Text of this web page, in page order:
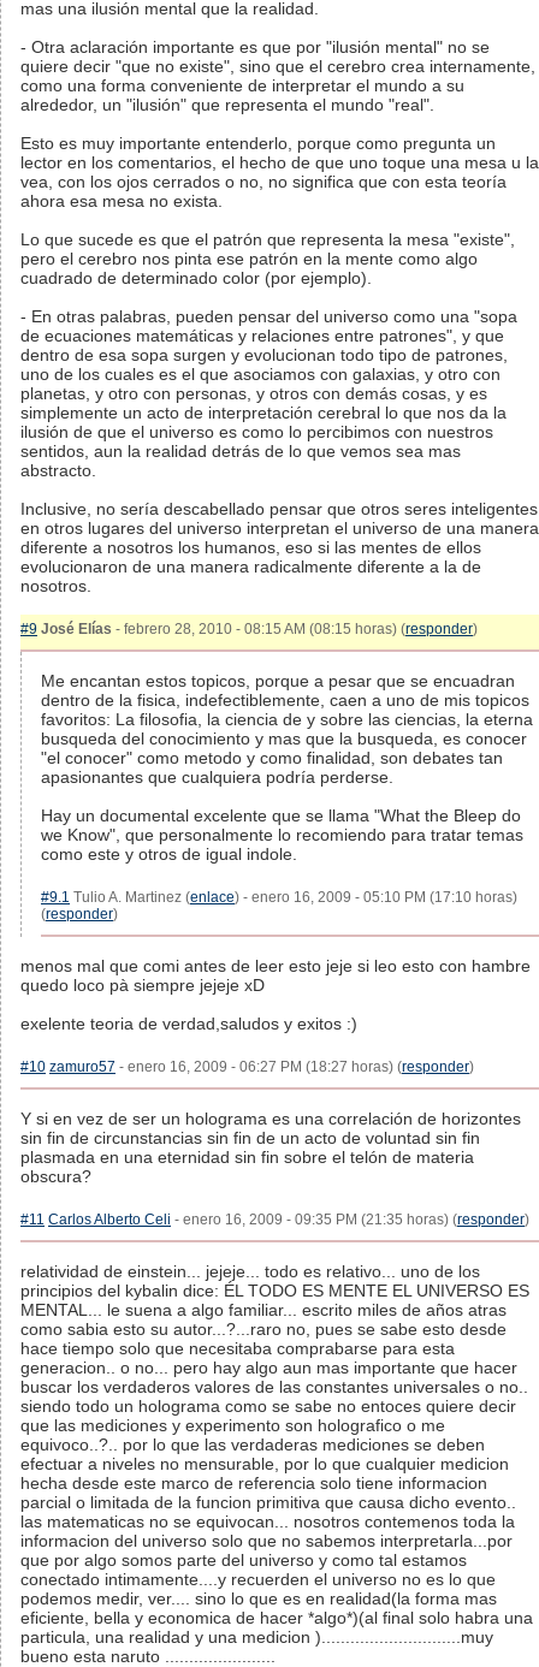
mas una ilusión mental que la realidad.
- Otra aclaración importante es que por "ilusión mental" no se
quiere decir "que no existe", sino que el cerebro crea internamente,
como una forma conveniente de interpretar el mundo a su
alrededor, un "ilusión" que representa el mundo "real".
Esto es muy importante entenderlo, porque como pregunta un
lector en los comentarios, el hecho de que uno toque una mesa u la
vea, con los ojos cerrados o no, no significa que con esta teoría
ahora esa mesa no exista.
Lo que sucede es que el patrón que representa la mesa "existe",
pero el cerebro nos pinta ese patrón en la mente como algo
cuadrado de determinado color (por ejemplo).
- En otras palabras, pueden pensar del universo como una "sopa
de ecuaciones matemáticas y relaciones entre patrones", y que
dentro de esa sopa surgen y evolucionan todo tipo de patrones,
uno de los cuales es el que asociamos con galaxias, y otro con
planetas, y otro con personas, y otros con demás cosas, y es
simplemente un acto de interpretación cerebral lo que nos da la
ilusión de que el universo es como lo percibimos con nuestros
sentidos, aun la realidad detrás de lo que vemos sea mas
abstracto.
Inclusive, no sería descabellado pensar que otros seres inteligentes
en otros lugares del universo interpretan el universo de una manera
diferente a nosotros los humanos, eso si las mentes de ellos
evolucionaron de una manera radicalmente diferente a la de
nosotros.
#9 José Elías - febrero 28, 2010 - 08:15 AM (08:15 horas) (responder)
Me encantan estos topicos, porque a pesar que se encuadran
dentro de la fisica, indefectiblemente, caen a uno de mis topicos
favoritos: La filosofia, la ciencia de y sobre las ciencias, la eterna
busqueda del conocimiento y mas que la busqueda, es conocer
"el conocer" como metodo y como finalidad, son debates tan
apasionantes que cualquiera podría perderse.
Hay un documental excelente que se llama "What the Bleep do
we Know", que personalmente lo recomiendo para tratar temas
como este y otros de igual indole.
#9.1 Tulio A. Martinez (enlace) - enero 16, 2009 - 05:10 PM (17:10 horas)
(responder)
menos mal que comi antes de leer esto jeje si leo esto con hambre
quedo loco pà siempre jejeje xD
exelente teoria de verdad,saludos y exitos :)
#10 zamuro57 - enero 16, 2009 - 06:27 PM (18:27 horas) (responder)
Y si en vez de ser un holograma es una correlación de horizontes
sin fin de circunstancias sin fin de un acto de voluntad sin fin
plasmada en una eternidad sin fin sobre el telón de materia
obscura?
#11 Carlos Alberto Celi - enero 16, 2009 - 09:35 PM (21:35 horas) (responder)
relatividad de einstein... jejeje... todo es relativo... uno de los
principios del kybalin dice: ÉL TODO ES MENTE EL UNIVERSO ES
MENTAL... le suena a algo familiar... escrito miles de años atras
como sabia esto su autor...?...raro no, pues se sabe esto desde
hace tiempo solo que necesitaba comprabarse para esta
generacion.. o no... pero hay algo aun mas importante que hacer
buscar los verdaderos valores de las constantes universales o no..
siendo todo un holograma como se sabe no entoces quiere decir
que las mediciones y experimento son holografico o me
equivoco..?.. por lo que las verdaderas mediciones se deben
efectuar a niveles no mensurable, por lo que cualquier medicion
hecha desde este marco de referencia solo tiene informacion
parcial o limitada de la funcion primitiva que causa dicho evento..
las matematicas no se equivocan... nosotros contemenos toda la
informacion del universo solo que no sabemos interpretarla...por
que por algo somos parte del universo y como tal estamos
conectado intimamente....y recuerden el universo no es lo que
podemos medir, ver.... sino lo que es en realidad(la forma mas
eficiente, bella y economica de hacer *algo*)(al final solo habra una
particula, una realidad y una medicion ).............................muy
bueno esta naruto .......................